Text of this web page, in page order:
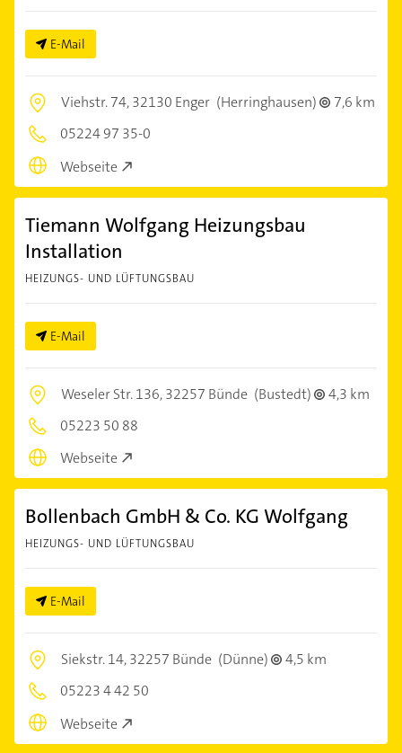
E-Mail
Viehstr. 74,32130 Enger (Herringhausen)
7,6 km
05224 97 35-0
Webseite
Tiemann Wolfgang Heizungsbau
Installation
HEIZUNGS- UND LÜFTUNGSBAU
E-Mail
Weseler Str. 136,32257 Bünde (Bustedt)
4,3 km
05223 50 88
Webseite
Bollenbach GmbH & Co. KG Wolfgang
HEIZUNGS- UND LÜFTUNGSBAU
E-Mail
Siekstr. 14,32257 Bünde (Dünne)
4,5 km
05223 4 42 50
Webseite